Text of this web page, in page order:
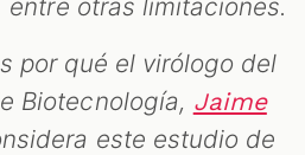
entre otras limitaciones.
por qué el virólogo del
Biotecnología, Jaime
este estudio de